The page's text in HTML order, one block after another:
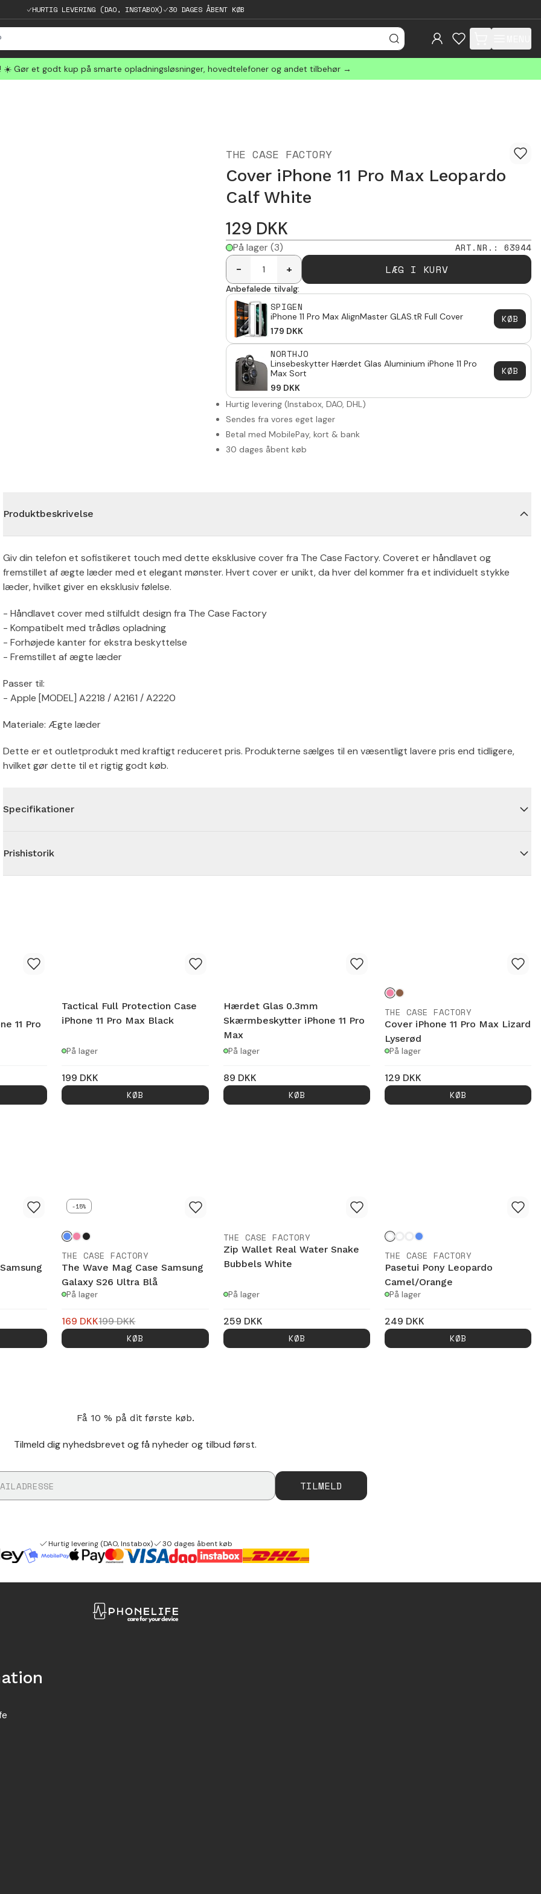
HURTIG LEVERING (DAO, INSTABOX) 30 DAGES ÅBENT KØB
items in cart, view
☀️ Gør et godt kup på smarte opladningsløsninger, hovedtelefoner og andet tilbehør →
THE CASE FACTORY
Cover iPhone 11 Pro Max Leopardo
Calf White
129 DKK
På lager (3) ART.NR. : 63944
-
+ LÆG I KURV
Anbefalede tilvalg:
SPIGEN
iPhone 11 Pro Max AlignMaster GLAS.tR Full Cover
179 DKK
KØB
NORTHJO
Linsebeskytter Hærdet Glas Aluminium iPhone 11 Pro
Max Sort
99 DKK
KØB
Hurtig levering (Instabox, DAO, DHL)
Sendes fra vores eget lager
Betal med MobilePay, kort & bank
30 dages åbent køb
Produktbeskrivelse
Giv din telefon et sofistikeret touch med dette eksklusive cover fra The Case Factory. Coveret er håndlavet og
fremstillet af ægte læder med et elegant mønster. Hvert cover er unikt, da hver del kommer fra et individuelt stykke
læder, hvilket giver en eksklusiv følelse.
- Håndlavet cover med stilfuldt design fra The Case Factory
- Kompatibelt med trådløs opladning
- Forhøjede kanter for ekstra beskyttelse
- Fremstillet af ægte læder
Passer til:
- Apple [MODEL] A2218 / A2161 / A2220
Materiale: Ægte læder
Dette er et outletprodukt med kraftigt reduceret pris. Produkterne sælges til en væsentligt lavere pris end tidligere,
hvilket gør dette til et rigtig godt køb.
Specifikationer
Prishistorik
11 Pro
Tactical Full Protection Case
iPhone 11 Pro Max Black
På lager
199 DKK
KØB
Hærdet Glas 0.3mm
Skærmbeskytter iPhone 11 Pro
Max
På lager
89 DKK
KØB
THE CASE FACTORY
Cover iPhone 11 Pro Max Lizard
Lyserød
På lager
129 DKK
KØB
-15%
THE CASE FACTORY
The Wave Mag Case Samsung
Galaxy S26 Ultra Blå
På lager
169 DKK199DKK
KØB
THE CASE FACTORY
Zip Wallet Real Water Snake
Bubbels White
På lager
259 DKK
KØB
THE CASE FACTORY
Pasetui Pony Leopardo
Camel/Orange
På lager
249 DKK
KØB
Få 10 % på dit første køb.
Tilmeld dig nyhedsbrevet og få nyheder og tilbud først.
TILMELD
Hurtig levering (DAO, Instabox) 30 dages åbent køb